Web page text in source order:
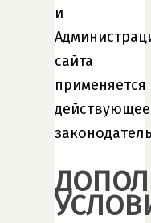
и
сайта
применяется
действующее